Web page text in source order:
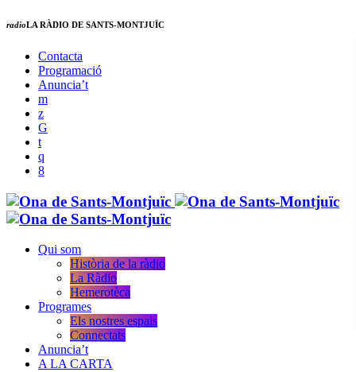
radioLA RÀDIO DE SANTS-MONTJUÏC
Contacta
Programació
Anuncia’t
Qui som
Història de la ràdio
La Ràdio
Hemerotèca
Programes
Els nostres espais
Connectats
Anuncia’t
A LA CARTA